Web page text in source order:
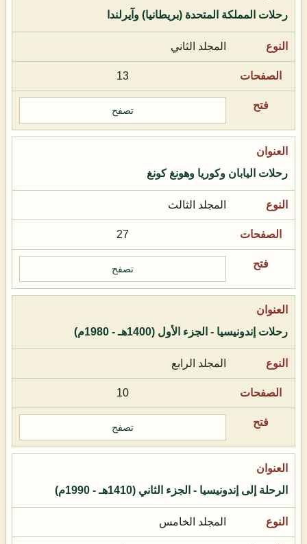
رحلات المملكة المتحدة (بريطانيا) وآيرلندا
المجلد الثاني
13
تصفح
رحلات اليابان وكوريا وهونغ كونغ
المجلد الثالث
27
تصفح
رحلات إندونيسيا - الجزء الأول (1400هـ - 1980م)
المجلد الرابع
10
تصفح
الرحلة إلى إندونيسيا - الجزء الثاني (1410هـ - 1990م)
المجلد الخامس